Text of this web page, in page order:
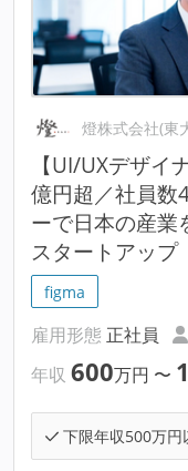
燈株式会社(東
【UI/UXデザ
億円超／社員数
ーで日本の産業
スタートアップ
figma
雇用形態 正社員
年収 600万円 〜
下限年収500万円